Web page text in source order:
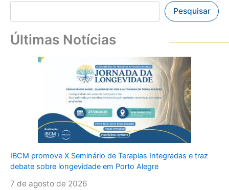
Pesquisar
Últimas Notícias
IBCM promove X Seminário de Terapias Integradas e traz
debate sobre longevidade em Porto Alegre
7 de agosto de 2026